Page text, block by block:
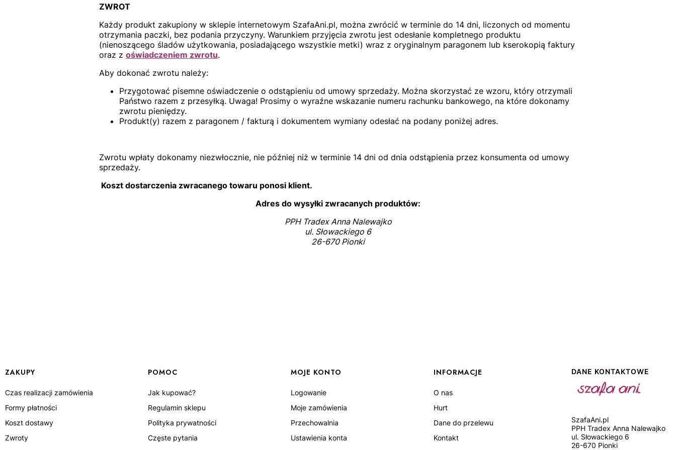
ZWROT
Każdy produkt zakupiony w sklepie internetowym SzafaAni.pl, można zwrócić w terminie do 14 dni, liczonych od momentu
otrzymania paczki, bez podania przyczyny. Warunkiem przyjęcia zwrotu jest odesłanie kompletnego produktu
(nienoszącego śladów użytkowania, posiadającego wszystkie metki) wraz z oryginalnym paragonem lub kserokopią faktury
oraz zoświadczeniem zwrotu.
Aby dokonać zwrotu należy:
Przygotować pisemne oświadczenie o odstąpieniu od umowy sprzedaży. Można skorzystać ze wzoru, który otrzymali
Państwo razem z przesyłką. Uwaga! Prosimy o wyraźne wskazanie numeru rachunku bankowego, na które dokonamy
zwrotu pieniędzy.
Produkt(y) razem z paragonem / fakturą i dokumentem wymiany odesłać na podany poniżej adres.
Zwrotu wpłaty dokonamy niezwłocznie, nie później niż w terminie 14 dni od dnia odstąpienia przez konsumenta od umowy
sprzedaży.
Koszt dostarczenia zwracanego towaru ponosi klient.
Adres do wysyłki zwracanych produktów:
PPH Tradex Anna Nalewajko
ul. Słowackiego 6
26-670 Pionki
Linki w stopce
ZAKUPY
Czas realizacji zamówienia
Formy płatności
Koszt dostawy
Zwroty
POMOC
Jak kupować?
Regulamin sklepu
Polityka prywatności
Częste pytania
MOJE KONTO
Logowanie
Moje zamówienia
Przechowalnia
Ustawienia konta
INFORMACJE
O nas
Hurt
Dane do przelewu
Kontakt
DANE KONTAKTOWE
SzafaAni.pl
PPH Tradex Anna Nalewajko
ul. Słowackiego 6
26-670 Pionki